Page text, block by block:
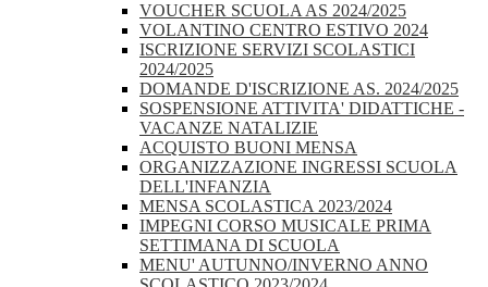
VOUCHER SCUOLA AS 2024/2025
VOLANTINO CENTRO ESTIVO 2024
ISCRIZIONE SERVIZI SCOLASTICI
2024/2025
DOMANDE D'ISCRIZIONE AS. 2024/2025
SOSPENSIONE ATTIVITA' DIDATTICHE -
VACANZE NATALIZIE
ACQUISTO BUONI MENSA
ORGANIZZAZIONE INGRESSI SCUOLA
DELL'INFANZIA
MENSA SCOLASTICA 2023/2024
IMPEGNI CORSO MUSICALE PRIMA
SETTIMANA DI SCUOLA
MENU' AUTUNNO/INVERNO ANNO